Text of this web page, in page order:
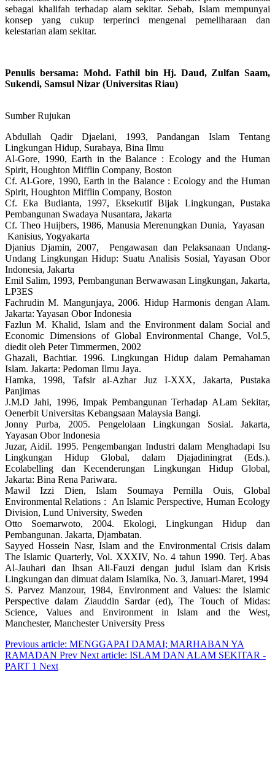
sebagai khalifah terhadap alam sekitar. Sebab, Islam mempunyai
konsep yang cukup terperinci mengenai pemeliharaan dan
kelestarian alam sekitar.
Penulis bersama: Mohd. Fathil bin Hj. Daud, Zulfan Saam,
Sukendi, Samsul Nizar (Universitas Riau)
Sumber Rujukan
Abdullah Qadir Djaelani, 1993, Pandangan Islam Tentang
Lingkungan Hidup, Surabaya, Bina Ilmu
Al-Gore, 1990, Earth in the Balance : Ecology and the Human
Spirit, Houghton Mifflin Company, Boston
Cf. Al-Gore, 1990, Earth in the Balance : Ecology and the Human
Spirit, Houghton Mifflin Company, Boston
Cf. Eka Budianta, 1997, Eksekutif Bijak Lingkungan, Pustaka
Pembangunan Swadaya Nusantara, Jakarta
Cf. Theo Huijbers, 1986, Manusia Merenungkan Dunia, Yayasan
Kanisius, Yogyakarta
Djanius Djamin, 2007, Pengawasan dan Pelaksanaan Undang-
Undang Lingkungan Hidup: Suatu Analisis Sosial, Yayasan Obor
Indonesia, Jakarta
Emil Salim, 1993, Pembangunan Berwawasan Lingkungan, Jakarta,
LP3ES
Fachrudin M. Mangunjaya, 2006. Hidup Harmonis dengan Alam.
Jakarta: Yayasan Obor Indonesia
Fazlun M. Khalid, Islam and the Environment dalam Social and
Economic Dimensions of Global Environmental Change, Vol.5,
diedit oleh Peter Timmermen, 2002
Ghazali, Bachtiar. 1996. Lingkungan Hidup dalam Pemahaman
Islam. Jakarta: Pedoman Ilmu Jaya.
Hamka, 1998, Tafsir al-Azhar Juz I-XXX, Jakarta, Pustaka
Panjimas
J.M.D Jahi, 1996, Impak Pembangunan Terhadap ALam Sekitar,
Oenerbit Universitas Kebangsaan Malaysia Bangi.
Jonny Purba, 2005. Pengelolaan Lingkungan Sosial. Jakarta,
Yayasan Obor Indonesia
Juzar, Aidil. 1995. Pengembangan Industri dalam Menghadapi Isu
Lingkungan Hidup Global, dalam Djajadiningrat (Eds.).
Ecolabelling dan Kecenderungan Lingkungan Hidup Global,
Jakarta: Bina Rena Pariwara.
Mawil Izzi Dien, Islam Soumaya Pernilla Ouis, Global
Environmental Relations : An Islamic Perspective, Human Ecology
Division, Lund University, Sweden
Otto Soemarwoto, 2004. Ekologi, Lingkungan Hidup dan
Pembangunan. Jakarta, Djambatan.
Sayyed Hossein Nasr, Islam and the Environmental Crisis dalam
The Islamic Quarterly, Vol. XXXIV, No. 4 tahun 1990. Terj. Abas
Al-Jauhari dan Ihsan Ali-Fauzi dengan judul Islam dan Krisis
Lingkungan dan dimuat dalam Islamika, No. 3, Januari-Maret, 1994
S. Parvez Manzour, 1984, Environment and Values: the Islamic
Perspective dalam Ziauddin Sardar (ed), The Touch of Midas:
Science, Values and Environment in Islam and the West,
Manchester, Manchester University Press
Previous article: MENGGAPAI DAMAI; MARHABAN YA
RAMADAN Prev Next article: ISLAM DAN ALAM SEKITAR -
PART 1 Next